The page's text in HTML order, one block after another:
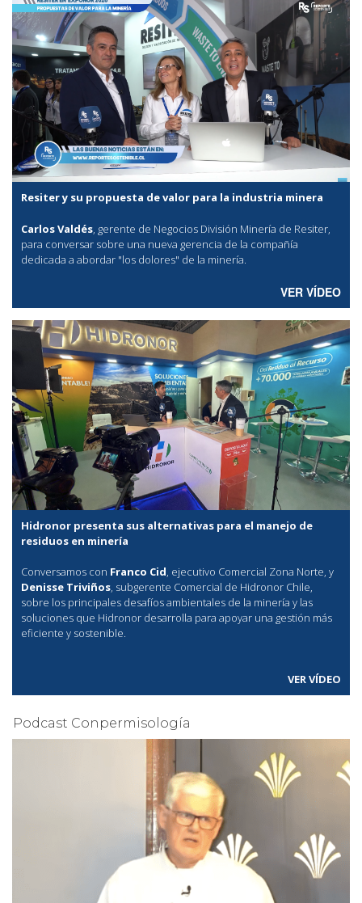
Resiter y su propuesta de valor para la industria minera
Carlos Valdés, gerente de Negocios División Minería de Resiter,
para conversar sobre una nueva gerencia de la compañía
dedicada a abordar "los dolores" de la minería.
VER VÍDEO
Hidronor presenta sus alternativas para el manejo de
residuos en minería
Conversamos con Franco Cid, ejecutivo Comercial Zona Norte, y
Denisse Triviños, subgerente Comercial de Hidronor Chile,
sobre los principales desafíos ambientales de la minería y las
soluciones que Hidronor desarrolla para apoyar una gestión más
eficiente y sostenible.
VER VÍDEO
Podcast Conpermisología